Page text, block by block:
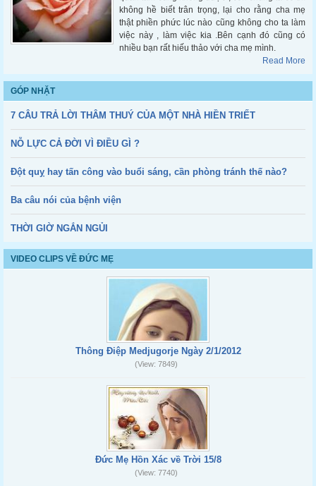
không hề biết trân trọng, lại cho rằng cha mẹ
thật phiền phức lúc nào cũng không cho ta làm
việc này , làm việc kia .Bên cạnh đó cũng có
nhiều bạn rất hiếu thảo với cha mẹ mình.
Read More
GÓP NHẶT
7 CÂU TRẢ LỜI THÂM THUÝ CỦA MỘT NHÀ HIỀN TRIẾT
NỖ LỰC CẢ ĐỜI VÌ ĐIỀU GÌ ?
Đột quỵ hay tấn công vào buổi sáng, cần phòng tránh thế nào?
Ba câu nói của bệnh viện
THỜI GIỜ NGẮN NGỦI
VIDEO CLIPS VỀ ĐỨC MẸ
Thông Điệp Medjugorje Ngày 2/1/2012
(View: 7849)
Đức Mẹ Hồn Xác về Trời 15/8
(View: 7740)